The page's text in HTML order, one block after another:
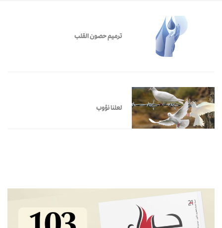
ترميم حصون القلب
لعلنا نؤوب